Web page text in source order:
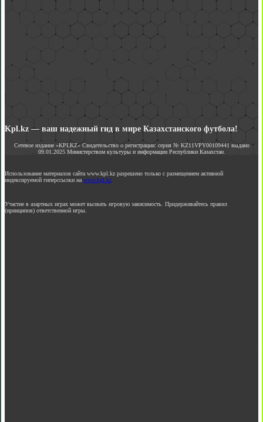
Kpl.kz — ваш надежный гид в мире Казахстанского футбола!
Сетевое издание «KPLKZ» Свидетельство о регистрации: серия № KZ11VPY00109441 выдано
09.01.2025 Министерством культуры и информации Республики Казахстан.
Использование материалов сайта www.kpl.kz разрешено только с размещением активной
индексируемой гиперссылки на www.kpl.kz
Участие в азартных играх может вызвать игровую зависимость. Придерживайтесь правил
(принципов) ответственной игры.